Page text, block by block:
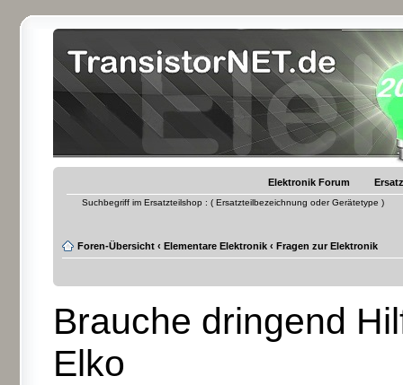
Elektronik Forum
Suchbegriff im Ersatzteilshop : ( Ersatzteilbezeichnung oder Gerätetype )
Foren-Übersicht ‹ Elementare Elektronik ‹ Fragen zur Elektronik
Brauche dringend
Elko